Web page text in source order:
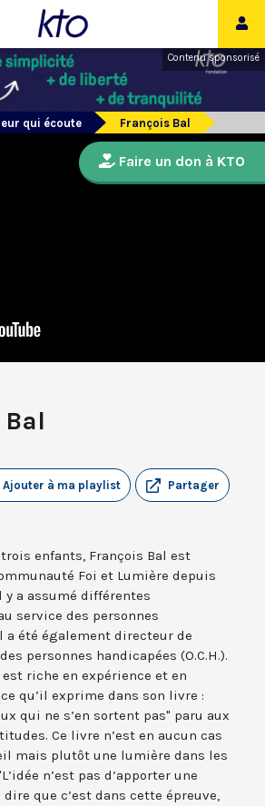
Contenu sponsorisé
qui écoute François Bal
Partager
Ajouter à ma playlist
enfants, François Bal est
Foi et Lumière depuis
a assumé différentes
service des personnes
a été également directeur de
personnes handicapées (O.C.H.).
riche en expérience et en
ce qu’il exprime dans son livre :
qui ne s’en sortent pas" paru aux
Ce livre n’est en aucun cas
mais plutôt une lumière dans les
n’est pas d’apporter une
que c’est dans cette épreuve,
Faire un don à KTO